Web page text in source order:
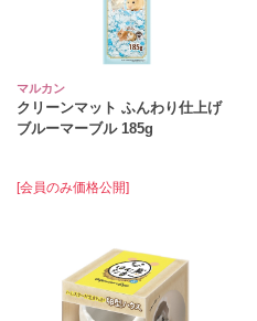
マルカン
クリーンマット ふんわり仕上げ
ブルーマーブル 185g
[会員のみ価格公開]